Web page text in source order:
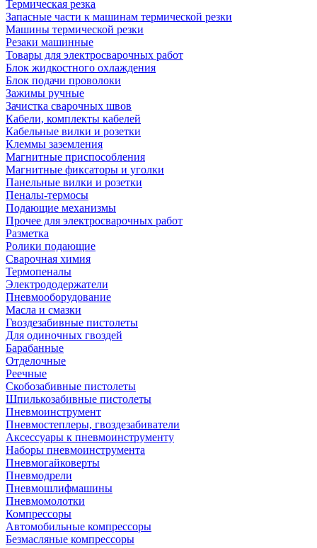
Термическая резка
Запасные части к машинам термической резки
Машины термической резки
Резаки машинные
Товары для электросварочных работ
Блок жидкостного охлаждения
Блок подачи проволоки
Зажимы ручные
Зачистка сварочных швов
Кабели, комплекты кабелей
Кабельные вилки и розетки
Клеммы заземления
Магнитные приспособления
Магнитные фиксаторы и уголки
Панельные вилки и розетки
Пеналы-термосы
Подающие механизмы
Прочее для электросварочных работ
Разметка
Ролики подающие
Сварочная химия
Термопеналы
Электрододержатели
Пневмооборудование
Масла и смазки
Гвоздезабивные пистолеты
Для одиночных гвоздей
Барабанные
Отделочные
Реечные
Скобозабивные пистолеты
Шпилькозабивные пистолеты
Пневмоинструмент
Пневмостеплеры, гвоздезабиватели
Аксессуары к пневмоинструменту
Наборы пневмоинструмента
Пневмогайковерты
Пневмодрели
Пневмошлифмашины
Пневмомолотки
Компрессоры
Автомобильные компрессоры
Безмасляные компрессоры